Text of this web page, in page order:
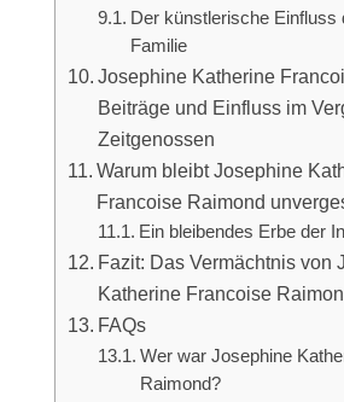
Der künstlerische Einfluss
Familie
Josephine Katherine
Beiträge und Einfluss im
Zeitgenossen
Warum bleibt Josephine
Francoise Raimond
Ein bleibendes Erbe der
Fazit: Das Vermächtnis von
Katherine Francoise
FAQs
Wer war Josephine
Raimond?